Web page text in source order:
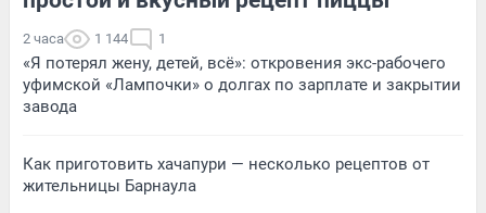
2 часа 1 144 1
«Я потерял жену, детей, всё»: откровения экс-рабочего
уфимской «Лампочки» о долгах по зарплате и закрытии
завода
Как приготовить хачапури — несколько рецептов от
жительницы Барнаула